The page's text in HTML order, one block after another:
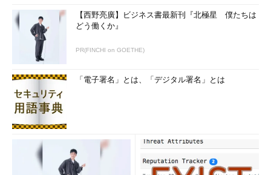
クラウド・サービスを開発しているところ。
ローカル環境で開発するには、あらかじめWindo
ws Azure SDKをインストールしておく必要がある
ただし、Windows Azure SDKはWindows Vist
aとWindows Server 2008にのみインストールが
Windows Azure SDKのダウンロード
Visual Studioで開発するためのアドインは次のサイトか
らダウンロードできる。
Windows Azure Tools for Microsoft Visual Studioのダウ
ンロード
【西野亮廣】ビジネス書最新刊『北極星 僕たちは
どう働くか』
PR(FINCHI on GOETHE)
「電子署名」とは、「デジタル署名」とは